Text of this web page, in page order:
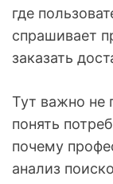
где
спрашивает
заказать
Тут важно не
понять
почему
анализ